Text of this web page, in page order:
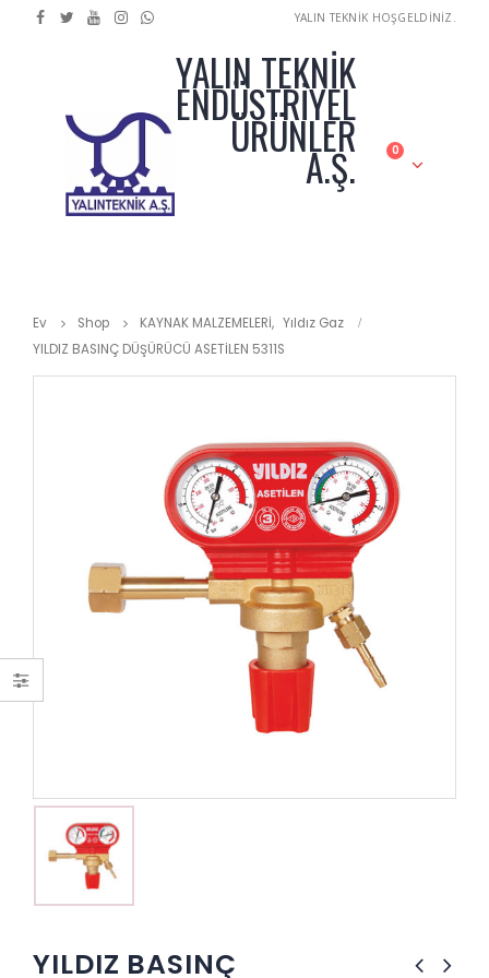
YALIN TEKNİK HOŞGELDİNİZ.
YALIN TEKNİK
ENDÜSTRİYEL
ÜRÜNLER
A.Ş. 0
Ev Shop KAYNAK MALZEMELERİ, Yıldız Gaz
YILDIZ BASINÇ DÜŞÜRÜCÜ ASETİLEN 5311S
YILDIZ BASINÇ